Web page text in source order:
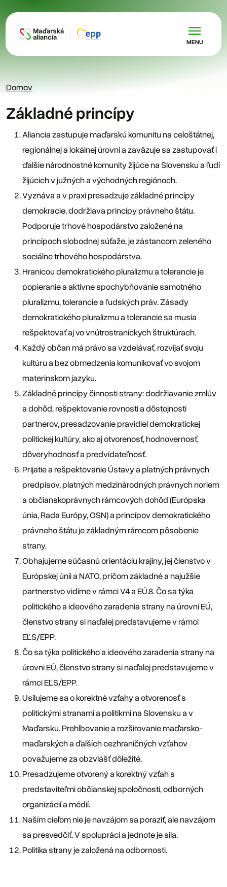
MENU
Domov
Základné princípy
Aliancia zastupuje maďarskú komunitu na celoštátnej,
regionálnej a lokálnej úrovni a zaväzuje sa zastupovať i
ďalšie národnostné komunity žijúce na Slovensku a ľudí
žijúcich v južných a východných regiónoch.
Vyznáva a v praxi presadzuje základné princípy
demokracie, dodržiava princípy právneho štátu.
Podporuje trhové hospodárstvo založené na
princípoch slobodnej súťaže, je zástancom zeleného
sociálne trhového hospodárstva.
Hranicou demokratického pluralizmu a tolerancie je
popieranie a aktívne spochybňovanie samotného
pluralizmu, tolerancie a ľudských práv. Zásady
demokratického pluralizmu a tolerancie sa musia
rešpektovať aj vo vnútrostraníckych štruktúrach.
Každý občan má právo sa vzdelávať, rozvíjať svoju
kultúru a bez obmedzenia komunikovať vo svojom
materinskom jazyku.
Základné princípy činnosti strany: dodržiavanie zmlúv
a dohôd, rešpektovanie rovnosti a dôstojnosti
partnerov, presadzovanie pravidiel demokratickej
politickej kultúry, ako aj otvorenosť, hodnovernosť,
dôveryhodnosť a predvídateľnosť.
Prijatie a rešpektovanie Ústavy a platných právnych
predpisov, platných medzinárodných právnych noriem
a občianskoprávnych rámcových dohôd (Európska
únia, Rada Európy, OSN) a princípov demokratického
právneho štátu je základným rámcom pôsobenie
strany.
Obhajujeme súčasnú orientáciu krajiny, jej členstvo v
Európskej únii a NATO, pričom základné a najužšie
partnerstvo vidíme v rámci V4 a EÚ.8. Čo sa týka
politického a ideového zaradenia strany na úrovni EÚ,
členstvo strany si naďalej predstavujeme v rámci
EĽS/EPP.
Čo sa týka politického a ideového zaradenia strany na
úrovni EÚ, členstvo strany si naďalej predstavujeme v
rámci EĽS/EPP.
Usilujeme sa o korektné vzťahy a otvorenosť s
politickými stranami a politikmi na Slovensku a v
Maďarsku. Prehlbovanie a rozširovanie maďarsko-
maďarských a ďalších cezhraničných vzťahov
považujeme za obzvlášť dôležité.
Presadzujeme otvorený a korektný vzťah s
predstaviteľmi občianskej spoločnosti, odborných
organizácií a médií.
Naším cieľom nie je navzájom sa poraziť, ale navzájom
sa presvedčiť. V spolupráci a jednote je sila.
Politika strany je založená na odbornosti.